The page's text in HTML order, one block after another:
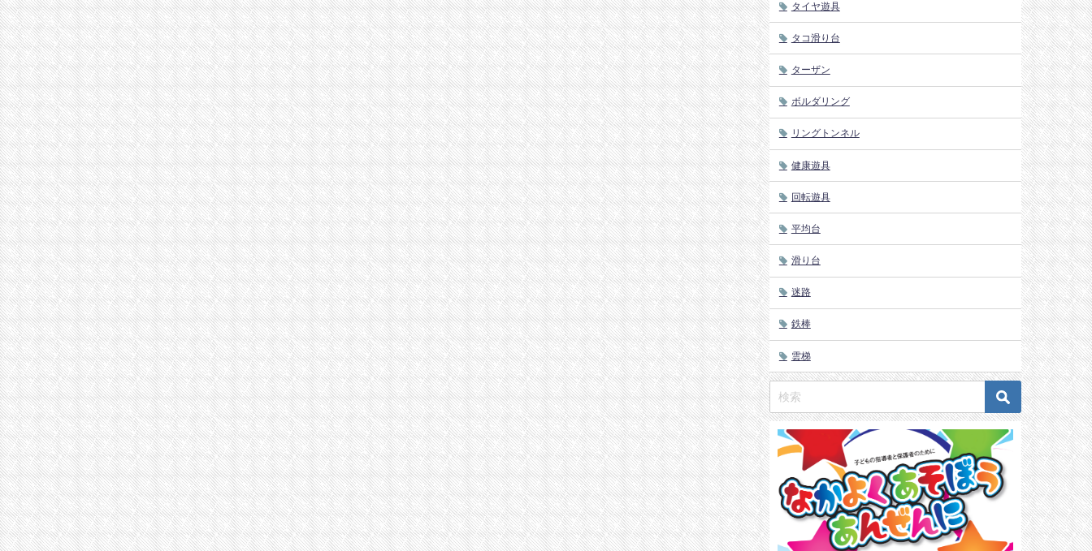
タイヤ遊具
タコ滑り台
ターザン
ボルダリング
リングトンネル
健康遊具
回転遊具
平均台
滑り台
迷路
鉄棒
雲梯